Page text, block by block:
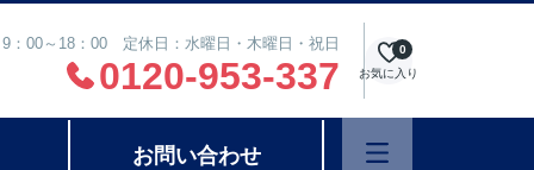
：00～18：00 定休日：水曜日・木曜日・祝日
0120-953-337 お気に入り
0
お問い合わせ